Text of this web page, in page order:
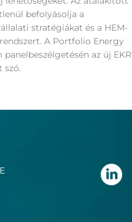
befolyásolja a
stratégiákat és a HEM-
A Portfolio Energy
az új EKR
szó.